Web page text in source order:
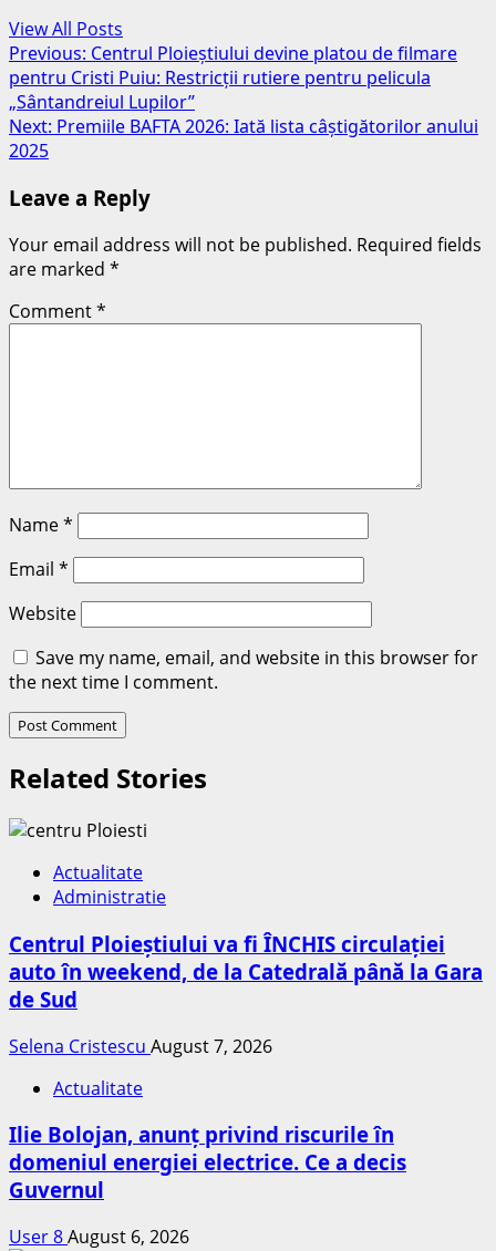
View All Posts
Post
navigation
Previous: Centrul Ploieștiului devine platou de filmare
pentru Cristi Puiu: Restricții rutiere pentru pelicula
„Sântandreiul Lupilor”
Next: Premiile BAFTA 2026: Iată lista câștigătorilor anului
2025
Leave a Reply
Your email address will not be published. Required fields
are marked *
Comment*
Name*
Email *
Website
Save my name, email, and website in this browser for
the next time I comment.
Related Stories
Actualitate
Administratie
Centrul Ploieștiului va fi ÎNCHIS circulației
auto în weekend, de la Catedrală până la Gara
de Sud
Selena Cristescu August 7, 2026
Actualitate
Ilie Bolojan, anunț privind riscurile în
domeniul energiei electrice. Ce a decis
Guvernul
User 8August 6, 2026